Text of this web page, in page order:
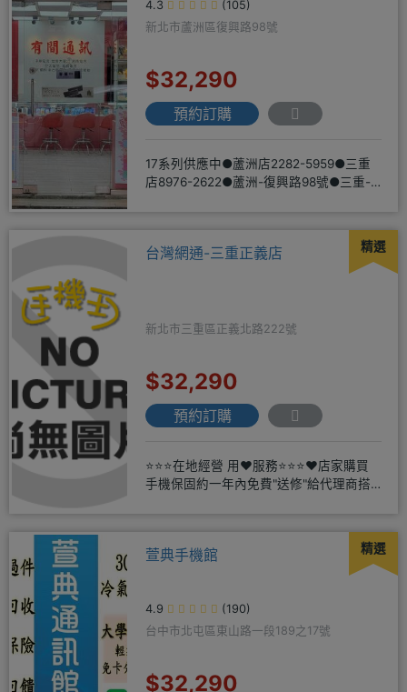
4.3
(105)
新北市蘆洲區復興路98號
$32,290
預約訂購
17系列供應中●蘆洲店2282-5959●三重
店8976-2622●蘆洲-復興路98號●三重-
精選
台灣網通-三重正義店
新北市三重區正義北路222號
$32,290
預約訂購
⭐⭐⭐在地經營 用❤️服務⭐⭐⭐❤️店家購買
手機保固約一年內免費"送修"給代理商搭
精選
萱典手機館
4.9
(190)
台中市北屯區東山路一段189之17號
$32,290